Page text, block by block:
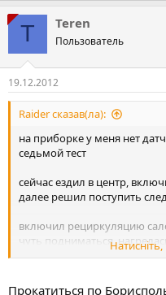
T Teren
Пользователь
19.12.2012
Raider сказав(ла):
на приборке у меня нет
седьмой тест
сейчас ездил в центр,
далее решил поступить
включил рециркуляцию
чуть подниматься,
рециркуляцию, далее
понял включился
Прокатиться по